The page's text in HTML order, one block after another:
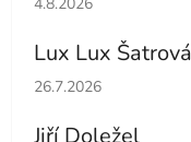
Lux Lux Šatrová
Hodnocení obchodu
26.7.2026